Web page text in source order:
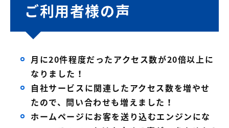
ご利用者様の声
月に20件程度だったアクセス数が20倍以上に
なりました！
自社サービスに関連したアクセス数を増やせ
たので、問い合わせも増えました！
ホームページにお客を送り込むエンジンにな